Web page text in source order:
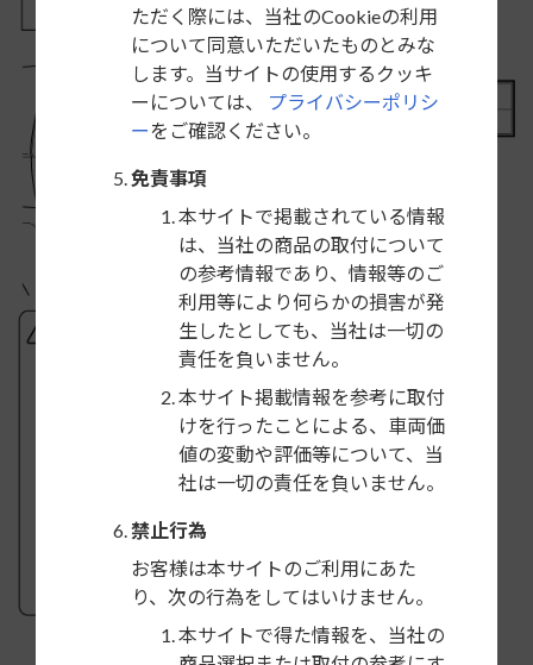
ただく際には、当社のCookieの利用
について同意いただいたものとみな
します。当サイトの使用するクッキ
ーについては、
プライバシーポリシ
ーをご確認ください。
免責事項
本サイトで掲載されている情報
は、当社の商品の取付について
の参考情報であり、情報等のご
利用等により何らかの損害が発
生したとしても、当社は一切の
責任を負いません。
本サイト掲載情報を参考に取付
けを行ったことによる、車両価
値の変動や評価等について、当
社は一切の責任を負いません。
禁止行為
お客様は本サイトのご利用にあた
り、次の行為をしてはいけません。
本サイトで得た情報を、当社の